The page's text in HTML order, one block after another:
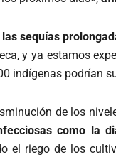
sequías
y ya estamos
indígenas podrían
de los
como la
el riego de los